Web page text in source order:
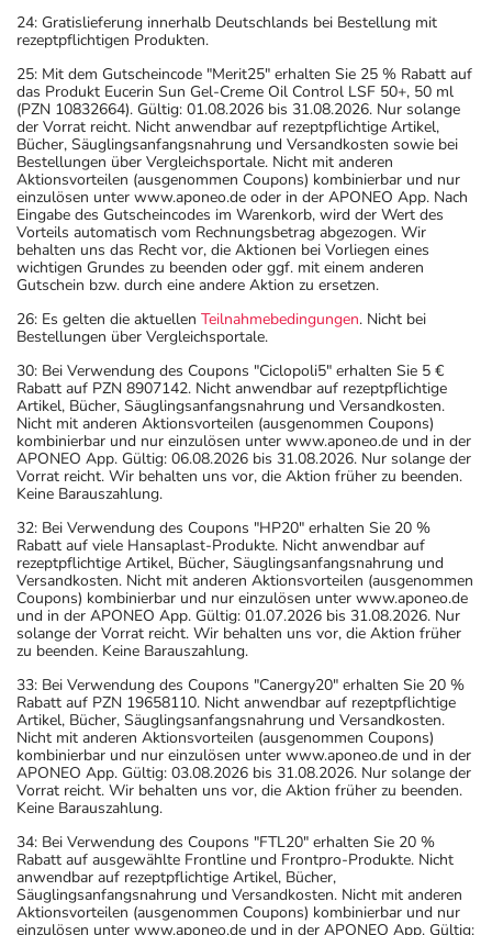
- Dieses Arzneimittel enthält Stoffe, die unter
können. Fragen Sie dazu Ihren Arzt oder Apotheker.
- Vorsicht bei Allergie gegen Betablocker!
- Vorsicht bei Allergie gegen Propylenglykol und ähnliche
Stoffe!
- Vorsicht bei Allergie gegen Polyethylenglykol(PEG)-
haltige Stoffe!
- Vorsicht bei Allergie gegen Maisstärke!
- Vorsicht bei einer Unverträglichkeit gegenüber Glucose.
Wenn Sie eine Diabetes-Diät einhalten müssen, sollten
Sie den Zuckergehalt berücksichtigen.
- Vorsicht bei einer Unverträglichkeit gegenüber Lactose.
Wenn Sie eine Diabetes-Diät einhalten müssen, sollten
Sie den Zuckergehalt berücksichtigen.
- Vorsicht bei einer Unverträglichkeit gegenüber
Saccharose. Wenn Sie eine Diabetes-Diät einhalten
müssen, sollten Sie den Zuckergehalt berücksichtigen.
- Es kann Arzneimittel geben, mit denen
Wechselwirkungen auftreten. Sie sollten deswegen
generell vor der Behandlung mit einem neuen
Arzneimittel jedes andere, das Sie bereits anwenden,
dem Arzt oder Apotheker angeben. Das gilt auch für
Arzneimittel, die Sie selbst kaufen, nur gelegentlich
anwenden oder deren Anwendung schon einige Zeit
zurückliegt.
Bitte verwenden Sie dieses Arzneimittel nicht mehr nach
dem auf der Packung oder der Umverpackung
angegebenen Verfallsdatum. Das Verfallsdatum bezieht
sich auf den letzten Tag des angegebenen Monats.
24: Gratislieferung innerhalb Deutschlands bei Bestellung mit
rezeptpflichtigen Produkten.
25: Mit dem Gutscheincode "Merit25" erhalten Sie 25 % Rabatt auf
das Produkt Eucerin Sun Gel-Creme Oil Control LSF 50+, 50 ml
(PZN 10832664). Gültig: 01.08.2026 bis 31.08.2026. Nur solange
der Vorrat reicht. Nicht anwendbar auf rezeptpflichtige Artikel,
Bücher, Säuglingsanfangsnahrung und Versandkosten sowie bei
Bestellungen über Vergleichsportale. Nicht mit anderen
Aktionsvorteilen (ausgenommen Coupons) kombinierbar und nur
einzulösen unter www.aponeo.de oder in der APONEO App. Nach
Eingabe des Gutscheincodes im Warenkorb, wird der Wert des
Vorteils automatisch vom Rechnungsbetrag abgezogen. Wir
behalten uns das Recht vor, die Aktionen bei Vorliegen eines
wichtigen Grundes zu beenden oder ggf. mit einem anderen
Gutschein bzw. durch eine andere Aktion zu ersetzen.
26: Es gelten die aktuellen Teilnahmebedingungen. Nicht bei
Bestellungen über Vergleichsportale.
30: Bei Verwendung des Coupons "Ciclopoli5" erhalten Sie 5 €
Rabatt auf PZN 8907142. Nicht anwendbar auf rezeptpflichtige
Artikel, Bücher, Säuglingsanfangsnahrung und Versandkosten.
Nicht mit anderen Aktionsvorteilen (ausgenommen Coupons)
kombinierbar und nur einzulösen unter www.aponeo.de und in der
APONEO App. Gültig: 06.08.2026 bis 31.08.2026. Nur solange der
Vorrat reicht. Wir behalten uns vor, die Aktion früher zu beenden.
Keine Barauszahlung.
32: Bei Verwendung des Coupons "HP20" erhalten Sie 20 %
Rabatt auf viele Hansaplast-Produkte. Nicht anwendbar auf
rezeptpflichtige Artikel, Bücher, Säuglingsanfangsnahrung und
Versandkosten. Nicht mit anderen Aktionsvorteilen (ausgenommen
Coupons) kombinierbar und nur einzulösen unter www.aponeo.de
und in der APONEO App. Gültig: 01.07.2026 bis 31.08.2026. Nur
solange der Vorrat reicht. Wir behalten uns vor, die Aktion früher
zu beenden. Keine Barauszahlung.
33: Bei Verwendung des Coupons "Canergy20" erhalten Sie 20 %
Rabatt auf PZN 19658110. Nicht anwendbar auf rezeptpflichtige
Artikel, Bücher, Säuglingsanfangsnahrung und Versandkosten.
Nicht mit anderen Aktionsvorteilen (ausgenommen Coupons)
kombinierbar und nur einzulösen unter www.aponeo.de und in der
APONEO App. Gültig: 03.08.2026 bis 31.08.2026. Nur solange der
Vorrat reicht. Wir behalten uns vor, die Aktion früher zu beenden.
Keine Barauszahlung.
34: Bei Verwendung des Coupons "FTL20" erhalten Sie 20 %
Rabatt auf ausgewählte Frontline und Frontpro-Produkte. Nicht
anwendbar auf rezeptpflichtige Artikel, Bücher,
Säuglingsanfangsnahrung und Versandkosten. Nicht mit anderen
Aktionsvorteilen (ausgenommen Coupons) kombinierbar und nur
einzulösen unter www.aponeo.de und in der APONEO App. Gültig: